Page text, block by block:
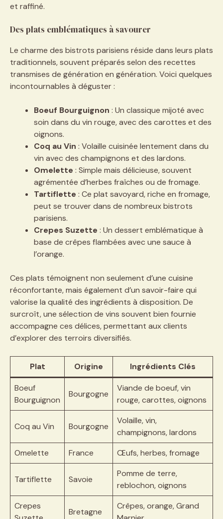
et raffiné.
Des plats emblématiques à savourer
Le charme des bistrots parisiens réside dans leurs plats
traditionnels, souvent préparés selon des recettes
transmises de génération en génération. Voici quelques
incontournables à déguster :
Boeuf Bourguignon : Un classique mijoté avec
soin dans du vin rouge, avec des carottes et des
oignons.
Coq au Vin : Volaille cuisinée lentement dans du
vin avec des champignons et des lardons.
Omelette : Simple mais délicieuse, souvent
agrémentée d’herbes fraîches ou de fromage.
Tartiflette : Ce plat savoyard, riche en fromage,
peut se trouver dans de nombreux bistrots
parisiens.
Crepes Suzette : Un dessert emblématique à
base de crêpes flambées avec une sauce à
l’orange.
Ces plats témoignent non seulement d’une cuisine
réconfortante, mais également d’un savoir-faire qui
valorise la qualité des ingrédients à disposition. De
surcroît, une sélection de vins souvent bien fournie
accompagne ces délices, permettant aux clients
d’explorer des terroirs diversifiés.
Plat Origine Ingrédients Clés
Boeuf
Bourguignon
Bourgogne
Viande de boeuf, vin
rouge, carottes, oignons
Coq au Vin Bourgogne
Volaille, vin,
champignons, lardons
Omelette
France Œufs, herbes, fromage
Tartiflette Savoie
Pomme de terre,
reblochon, oignons
Crepes
Bretagne
Crêpes, orange, Grand